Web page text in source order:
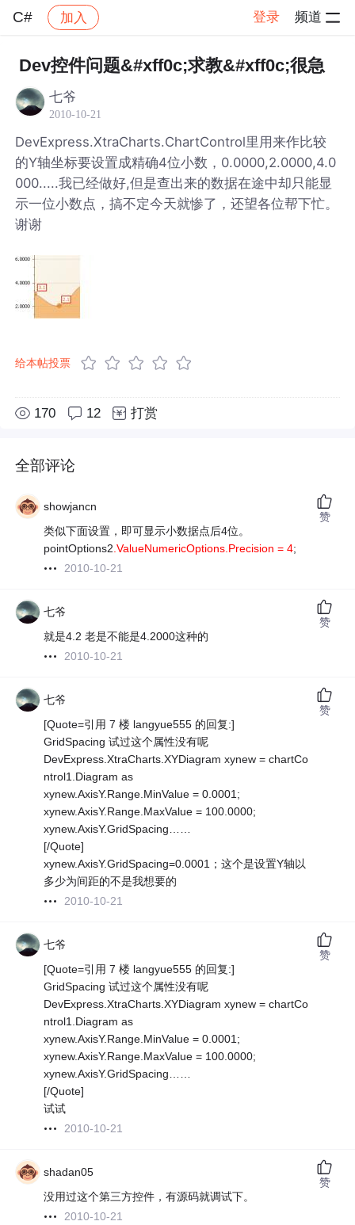
C# 加入 登录 频道
社区 C# 帖子详情
Dev控件问题&#xff0c;求教&#xff0c;很急
七爷
2010-10-21
DevExpress.XtraCharts.ChartControl里用来作比较
的Y轴坐标要设置成精确4位小数，0.0000,2.0000,4.0
000.....我已经做好,但是查出来的数据在途中却只能显
示一位小数点，搞不定今天就惨了，还望各位帮下忙。
谢谢
给本帖投票
170 12 打赏
全部评论
showjancn
类似下面设置，即可显示小数据点后4位。
pointOptions2.ValueNumericOptions.Precision = 4;
2010-10-21
赞
七爷
就是4.2 老是不能是4.2000这种的
2010-10-21
赞
七爷
[Quote=引用 7 楼 langyue555 的回复:]
GridSpacing 试过这个属性没有呢
DevExpress.XtraCharts.XYDiagram xynew = chartCo
ntrol1.Diagram as
xynew.AxisY.Range.MinValue = 0.0001;
xynew.AxisY.Range.MaxValue = 100.0000;
xynew.AxisY.GridSpacing……
[/Quote]
xynew.AxisY.GridSpacing=0.0001；这个是设置Y轴以
多少为间距的不是我想要的
2010-10-21
赞
七爷
[Quote=引用 7 楼 langyue555 的回复:]
GridSpacing 试过这个属性没有呢
DevExpress.XtraCharts.XYDiagram xynew = chartCo
ntrol1.Diagram as
xynew.AxisY.Range.MinValue = 0.0001;
xynew.AxisY.Range.MaxValue = 100.0000;
xynew.AxisY.GridSpacing……
[/Quote]
试试
2010-10-21
赞
shadan05
没用过这个第三方控件，有源码就调试下。
2010-10-21
赞